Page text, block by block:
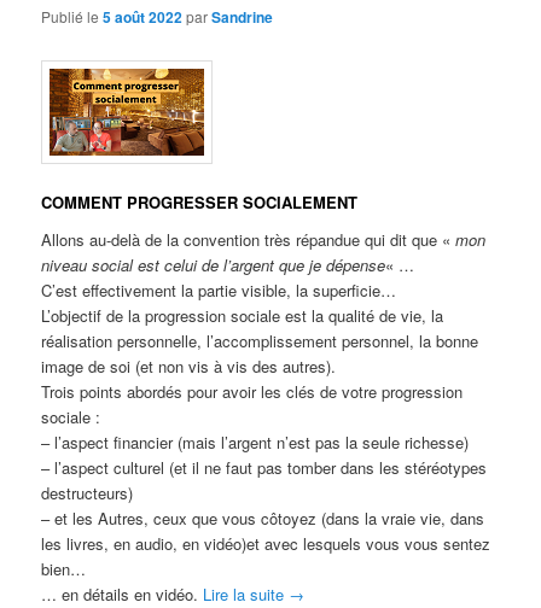
Publié le5 août 2022parSandrine
COMMENT PROGRESSER SOCIALEMENT
Allons au-delà de la convention très répandue qui dit que «mon
niveau social est celui de l’argent que je dépense« …
C’est effectivement la partie visible, la superficie…
L’objectif de la progression sociale est la qualité de vie, la
réalisation personnelle, l’accomplissement personnel, la bonne
image de soi (et non vis à vis des autres).
Trois points abordés pour avoir les clés de votre progression
sociale :
– l’aspect financier (mais l’argent n’est pas la seule richesse)
– l’aspect culturel (et il ne faut pas tomber dans les stéréotypes
destructeurs)
– et les Autres, ceux que vous côtoyez (dans la vraie vie, dans
les livres, en audio, en vidéo)et avec lesquels vous vous sentez
bien…
… en détails en vidéo. Lire la suite →